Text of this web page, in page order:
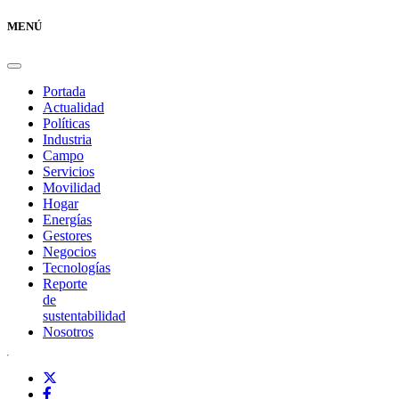
MENÚ
Portada
Actualidad
Políticas
Industria
Campo
Servicios
Movilidad
Hogar
Energías
Gestores
Negocios
Tecnologías
Reporte
de
sustentabilidad
Nosotros